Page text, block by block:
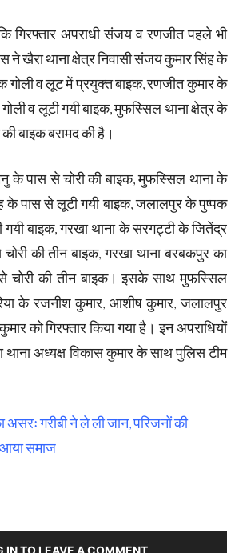
गिरफ्तार अपराधी संजय व रणजीत पहले भी
खैरा थाना क्षेत्र निवासी संजय कुमार सिंह के
गोली व लूट में प्रयुक्त बाइक, रणजीत कुमार के
व लूटी गयी बाइक, मुफस्सिल थाना क्षेत्र के
बाइक बरामद की है।
के पास से चोरी की बाइक, मुफस्सिल थाना के
के पास से लूटी गयी बाइक, जलालपुर के पुष्पक
बाइक, गरखा थाना के सरगट्टी के जितेंद्र
की तीन बाइक, गरखा थाना बरबकपुर का
चोरी की तीन बाइक। इसके साथ मुफस्सिल
के रजनीश कुमार, आशीष कुमार, जलालपुर
को गिरफ्तार किया गया है। इन अपराधियों
थाना अध्यक्ष विकास कुमार के साथ पुलिस टीम
गरीबी ने ले ली जान, परिजनों की
समाज
IN TO LEAVE A COMMENT